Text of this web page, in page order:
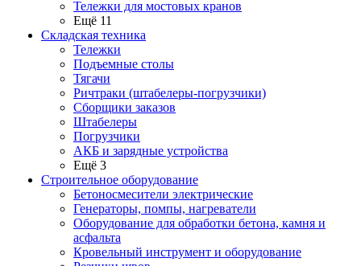
Тележки для мостовых кранов
Ещё 11
Складская техника
Тележки
Подъемные столы
Тягачи
Ричтраки (штабелеры-погрузчики)
Сборщики заказов
Штабелеры
Погрузчики
АКБ и зарядные устройства
Ещё 3
Строительное оборудование
Бетоносмесители электрические
Генераторы, помпы, нагреватели
Оборудование для обработки бетона, камня и
асфальта
Кровельный инструмент и оборудование